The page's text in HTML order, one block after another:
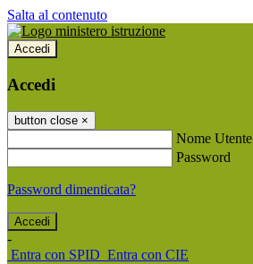
Salta al contenuto
Accedi
Accedi
button close ×
Nome Utente
Password
Password dimenticata?
-
Entra con SPID Entra con CIE